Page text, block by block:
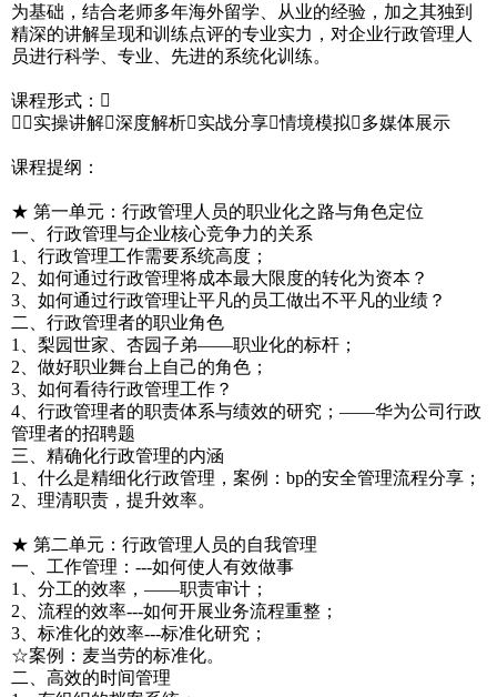
为基础，结合老师多年海外留学、从业的经验，加之其独到
精深的讲解呈现和训练点评的专业实力，对企业行政管理人
员进行科学、专业、先进的系统化训练。
课程形式：
☆实操讲解深度解析实战分享情境模拟多媒体展示
课程提纲：
★ 第一单元：行政管理人员的职业化之路与角色定位
一、行政管理与企业核心竞争力的关系
1、行政管理工作需要系统高度；
2、如何通过行政管理将成本最大限度的转化为资本？
3、如何通过行政管理让平凡的员工做出不平凡的业绩？
二、行政管理者的职业角色
1、梨园世家、杏园子弟——职业化的标杆；
2、做好职业舞台上自己的角色；
3、如何看待行政管理工作？
4、行政管理者的职责体系与绩效的研究；——华为公司行政
管理者的招聘题
三、精确化行政管理的内涵
1、什么是精细化行政管理，案例：bp的安全管理流程分享；
2、理清职责，提升效率。
★ 第二单元：行政管理人员的自我管理
一、工作管理：---如何使人有效做事
1、分工的效率，——职责审计；
2、流程的效率---如何开展业务流程重整；
3、标准化的效率---标准化研究；
☆案例：麦当劳的标准化。
二、高效的时间管理